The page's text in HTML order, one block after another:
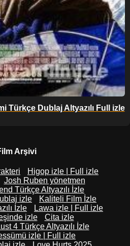
Türkçe Dublaj Altyazılı Full izle
Arşivi
Higop izle | Full izle
Josh Ruben yönetmen
Türkçe Altyazılı İzle
izle
Kaliteli Film İzle
İzle
Lawa izle | Full izle
izle
Cita izle
4 Türkçe Altyazılı İzle
izle | Full izle